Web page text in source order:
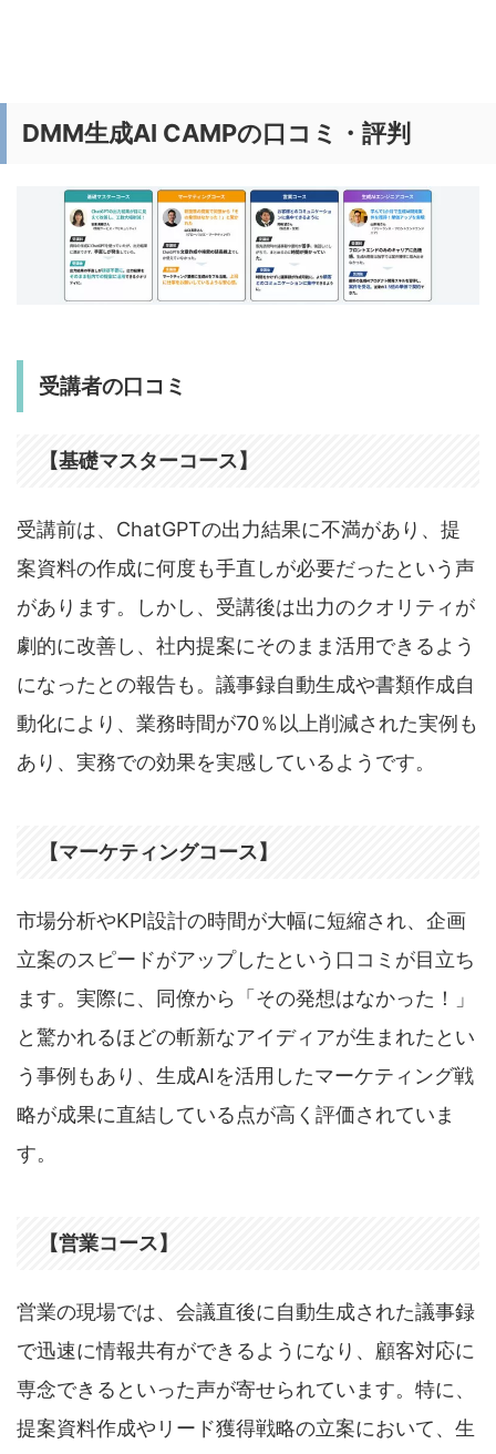
DMM生成AI CAMPの口コミ・評判
受講者の口コミ
【基礎マスターコース】
受講前は、ChatGPTの出力結果に不満があり、提
案資料の作成に何度も手直しが必要だったという声
があります。しかし、受講後は出力のクオリティが
劇的に改善し、社内提案にそのまま活用できるよう
になったとの報告も。議事録自動生成や書類作成自
動化により、業務時間が70％以上削減された実例も
あり、実務での効果を実感しているようです。
【マーケティングコース】
市場分析やKPI設計の時間が大幅に短縮され、企画
立案のスピードがアップしたという口コミが目立ち
ます。実際に、同僚から「その発想はなかった！」
と驚かれるほどの斬新なアイディアが生まれたとい
う事例もあり、生成AIを活用したマーケティング戦
略が成果に直結している点が高く評価されていま
す。
【営業コース】
営業の現場では、会議直後に自動生成された議事録
で迅速に情報共有ができるようになり、顧客対応に
専念できるといった声が寄せられています。特に、
提案資料作成やリード獲得戦略の立案において、生